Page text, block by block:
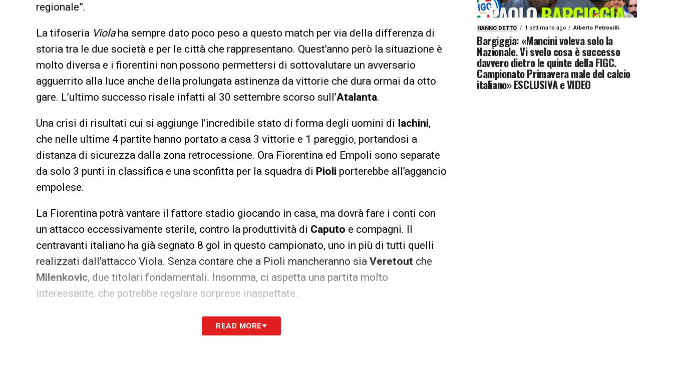
regionale”.
La tifoseria Violaha sempre dato poco peso a questo match per via della differenza di
storia tra le due società e per le città che rappresentano. Quest’anno però la situazione è
molto diversa e i fiorentini non possono permettersi di sottovalutare un avversario
agguerrito alla luce anche della prolungata astinenza da vittorie che dura ormai da otto
gare. L’ultimo successo risale infatti al 30 settembre scorso sull’Atalanta.
Una crisi di risultati cui si aggiunge l’incredibile stato di forma degli uomini di Iachini,
che nelle ultime 4 partite hanno portato a casa 3 vittorie e 1 pareggio, portandosi a
distanza di sicurezza dalla zona retrocessione. Ora Fiorentina ed Empoli sono separate
da solo 3 punti in classifica e una sconfitta per la squadra di Pioli porterebbe all’aggancio
empolese.
La Fiorentina potrà vantare il fattore stadio giocando in casa, ma dovrà fare i conti con
un attacco eccessivamente sterile, contro la produttività di Caputo e compagni. Il
centravanti italiano ha già segnato 8 gol in questo campionato, uno in più di tutti quelli
realizzati dall’attacco Viola. Senza contare che a Pioli mancheranno sia Veretout che
Milenkovic, due titolari fondamentali. Insomma, ci aspetta una partita molto
interessante, che potrebbe regalare sorprese inaspettate.
LA PLAYLIST DELLE NOSTRE TOP NEWSREAD MORE
HANNO DETTO 1 settimana ago Alberto Petrosilli
Bargiggia: «Mancini voleva solo la
Nazionale. Vi svelo cosa è successo
davvero dietro le quinte della FIGC.
Campionato Primavera male del calcio
italiano» ESCLUSIVA e VIDEO